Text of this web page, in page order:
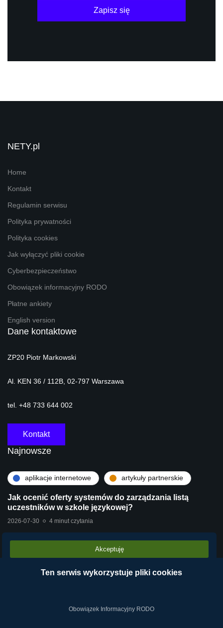
Zapisz się
NETY.pl
Home
Kontakt
Regulamin serwisu
Polityka prywatności
Polityka cookies
Jak wyłączyć pliki cookie
Cyberbezpieczeństwo
Obowiązek informacyjny RODO
Płatne ankiety
English version
Dane kontaktowe
ZP20 Piotr Markowski
Al. KEN 36 / 112B, 02-797 Warszawa
tel. +48 733 644 002
Kontakt
Najnowsze
aplikacje internetowe artykuły partnerskie
Jak ocenić oferty systemów do zarządzania listą
uczestników w szkole językowej?
2026-07-30 4 minut czytania
technologie
Stara centrala vs Wirtualna Centrala Telefoniczna
Akceptuję
Ten serwis wykorzystuje pliki cookies
Obowiązek Informacyjny RODO